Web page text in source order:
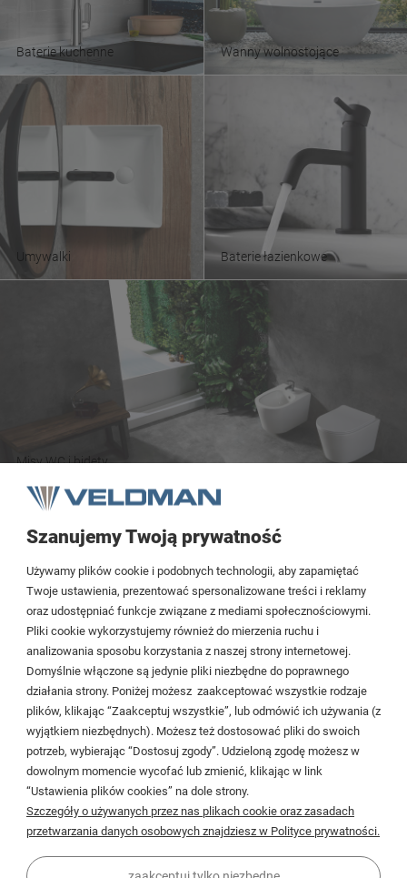
Baterie kuchenne Wanny wolnostojące
Misy WC i bidety
Umywalki Baterie łazienkowe
Cieślewskich 54
03-017 Warszawa
22 299 45 25
biuro@veldman.pl
Płatności i dostawa
Informacje
Szanujemy Twoją prywatność
Używamy plików cookie i podobnych technologii, aby zapamiętać
Twoje ustawienia, prezentować spersonalizowane treści i reklamy
oraz udostępniać funkcje związane z mediami społecznościowymi.
Pliki cookie wykorzystujemy również do mierzenia ruchu i
analizowania sposobu korzystania z naszej strony internetowej.
Domyślnie włączone są jedynie pliki niezbędne do poprawnego
działania strony. Poniżej możesz zaakceptować wszystkie rodzaje
plików, klikając “Zaakceptuj wszystkie”, lub odmówić ich używania (z
wyjątkiem niezbędnych). Możesz też dostosować pliki do swoich
potrzeb, wybierając “Dostosuj zgody”. Udzieloną zgodę możesz w
dowolnym momencie wycofać lub zmienić, klikając w link
“Ustawienia plików cookies” na dole strony.
Szczegóły o używanych przez nas plikach cookie oraz zasadach
przetwarzania danych osobowych znajdziesz w Polityce prywatności.